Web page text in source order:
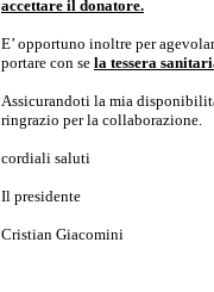
accettare il donatore.
E’ opportuno inoltre per
portare con se la tessera
Assicurandoti la mia
ringrazio per la collaborazione.
cordiali saluti
Il presidente
Cristian Giacomini